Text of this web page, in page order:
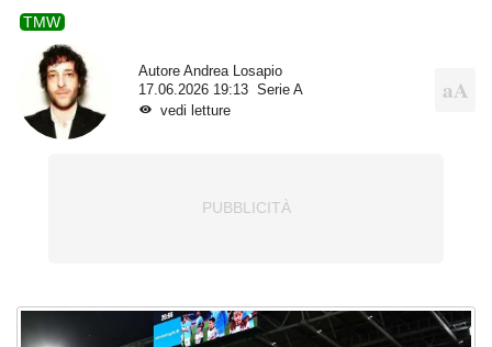
TMW
Autore Andrea Losapio
17.06.2026 19:13
Serie A
vedi letture